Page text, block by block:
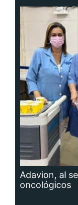
Adavion, al
oncológicos